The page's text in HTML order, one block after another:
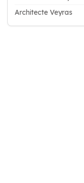
Architecte Veyras